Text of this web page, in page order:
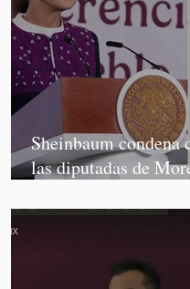
Sheinbaum condena
las diputadas de